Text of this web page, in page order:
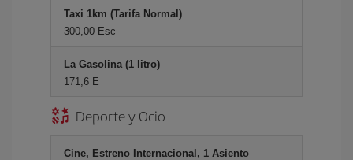
Taxi 1km (Tarifa Normal)
300,00 Esc
La Gasolina (1 litro)
171,6 E
Deporte y Ocio
Cine, Estreno Internacional, 1 Asiento